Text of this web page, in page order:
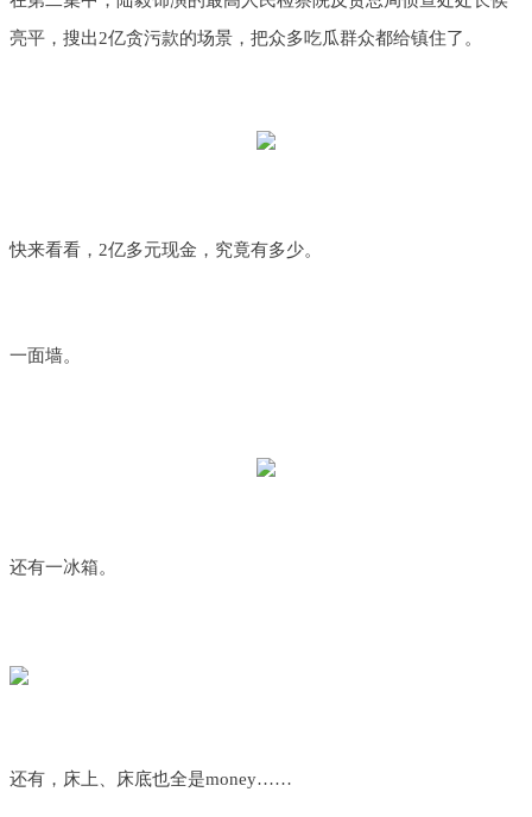
亮平，搜出2亿贪污款的场景，把众多吃瓜群众都给镇住了。
快来看看，2亿多元现金，究竟有多少。
一面墙。
还有一冰箱。
还有，床上、床底也全是money……